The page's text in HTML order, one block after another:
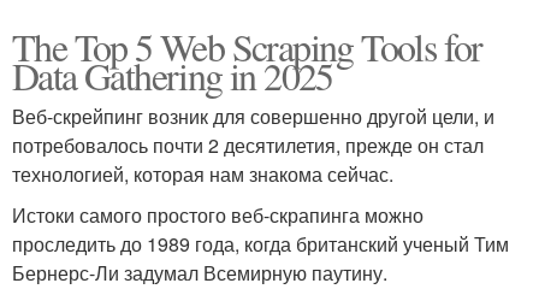
The Top 5 Web Scraping Tools for
Data Gathering in 2025
Веб-скрейпинг возник для совершенно другой цели, и
потребовалось почти 2 десятилетия, прежде он стал
технологией, которая нам знакома сейчас.
Истоки самого простого веб-скрапинга можно
проследить до 1989 года, когда британский ученый Тим
Бернерс-Ли задумал Всемирную паутину.